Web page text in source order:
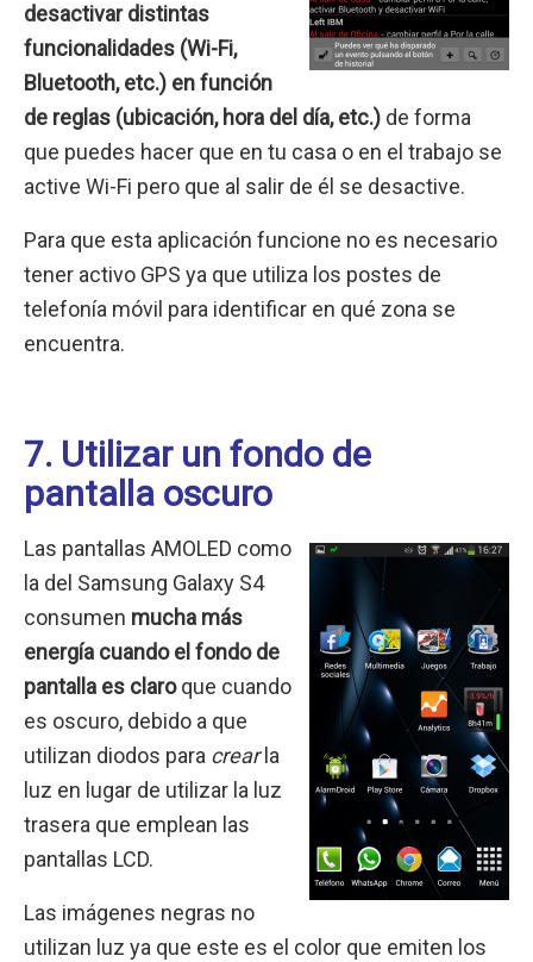
desactivar distintas
funcionalidades (Wi-Fi,
Bluetooth, etc.) en función
de reglas (ubicación, hora del día, etc.) de forma
que puedes hacer que en tu casa o en el trabajo se
active Wi-Fi pero que al salir de él se desactive.
Para que esta aplicación funcione no es necesario
tener activo GPS ya que utiliza los postes de
telefonía móvil para identificar en qué zona se
encuentra.
7. Utilizar un fondo de
pantalla oscuro
Las pantallas AMOLED como
la del Samsung Galaxy S4
consumen mucha más
energía cuando el fondo de
pantalla es claroque cuando
es oscuro, debido a que
utilizan diodos para crearla
luz en lugar de utilizar la luz
trasera que emplean las
pantallas LCD.
Las imágenes negras no
utilizan luz ya que este es el color que emiten los